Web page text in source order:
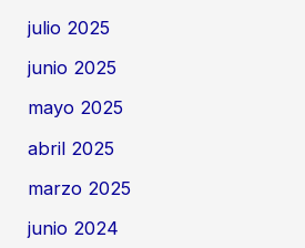
julio 2025
junio 2025
mayo 2025
abril 2025
marzo 2025
junio 2024